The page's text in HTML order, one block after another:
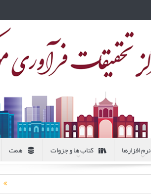
نرم افزارها کتاب ها و جزوات همت